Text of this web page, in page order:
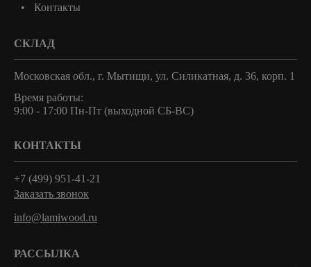
Контакты
СКЛАД
Московская обл., г. Мытищи, ул. Силикатная, д. 36, корп. 1
Время работы:
9:00 - 17:00 Пн-Пт (выходной СБ-ВС)
КОНТАКТЫ
+7 (499) 951-41-21
Заказать звонок
info@lamiwood.ru
РАССЫЛКА